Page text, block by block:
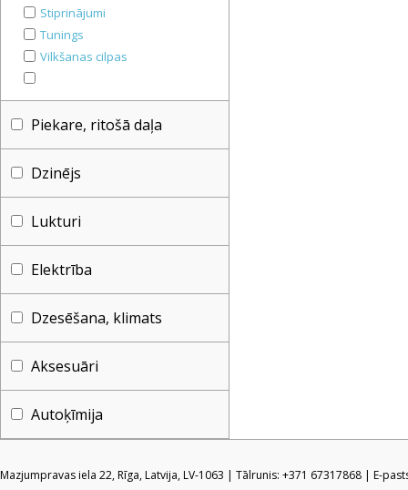
Stiprinājumi
Tunings
Vilkšanas cilpas
Piekare, ritošā daļa
Dzinējs
Lukturi
Elektrība
Dzesēšana, klimats
Aksesuāri
Autoķīmija
Mazjumpravas iela 22, Rīga, Latvija, LV-1063 | Tālrunis: +371 67317868 | E-